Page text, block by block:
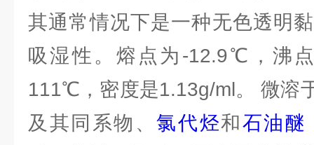
其通常情况下是一种无色透明
吸湿性。熔点为-12.9℃，沸
111℃，密度是1.13g/ml。 微溶
及其同系物、氯代烃和石油醚